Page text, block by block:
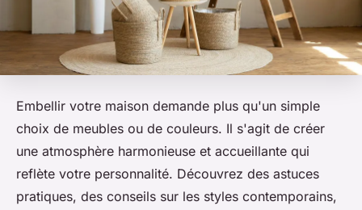
Embellir votre maison demande plus qu'un simple
choix de meubles ou de couleurs. Il s'agit de créer
une atmosphère harmonieuse et accueillante qui
reflète votre personnalité. Découvrez des astuces
pratiques, des conseils sur les styles contemporains,